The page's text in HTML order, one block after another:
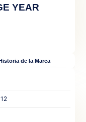
YEAR
Historia de la Marca